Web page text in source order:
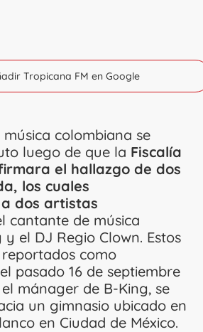
Tropicana FM en Google
colombiana se
luego de que la Fiscalía
el hallazgo de dos
los cuales
dos artistas
cantante de música
el DJ Regio Clown. Estos
como
pasado 16 de septiembre
mánager de B-King, se
un gimnasio ubicado en
en Ciudad de México.